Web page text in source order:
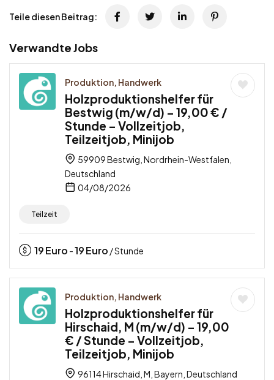
Teile diesen Beitrag:
Verwandte Jobs
Produktion, Handwerk
Holzproduktionshelfer für
Bestwig (m/w/d) – 19,00 € /
Stunde – Vollzeitjob,
Teilzeitjob, Minijob
59909 Bestwig, Nordrhein-Westfalen,
Deutschland
04/08/2026
Teilzeit
19Euro -19Euro / Stunde
Produktion, Handwerk
Holzproduktionshelfer für
Hirschaid, M (m/w/d) – 19,00
€ / Stunde – Vollzeitjob,
Teilzeitjob, Minijob
96114 Hirschaid, M, Bayern, Deutschland